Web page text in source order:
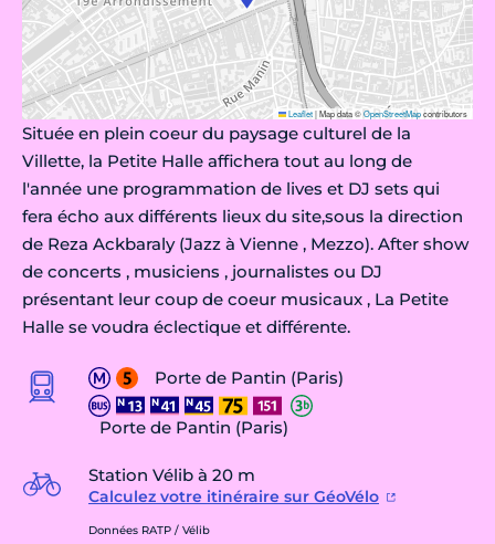
Leaflet|Map data ©OpenStreetMapcontributors
Située en plein coeur du paysage culturel de la
Villette, la Petite Halle affichera tout au long de
l'année une programmation de lives et DJ sets qui
fera écho aux différents lieux du site,sous la direction
de Reza Ackbaraly (Jazz à Vienne , Mezzo). After show
de concerts , musiciens , journalistes ou DJ
présentant leur coup de coeur musicaux , La Petite
Halle se voudra éclectique et différente.
Porte de Pantin (Paris)
Porte de Pantin (Paris)
Station Vélib à 20 m
Calculez votre itinéraire sur GéoVélo
Données RATP / Vélib